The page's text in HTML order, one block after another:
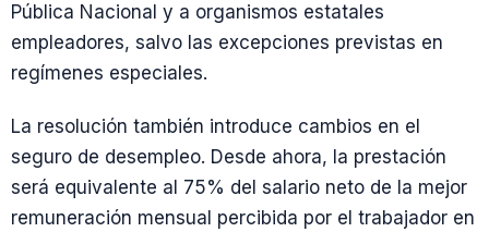
Pública Nacional y a organismos estatales
empleadores, salvo las excepciones previstas en
regímenes especiales.
La resolución también introduce cambios en el
seguro de desempleo. Desde ahora, la prestación
será equivalente al 75% del salario neto de la mejor
remuneración mensual percibida por el trabajador en